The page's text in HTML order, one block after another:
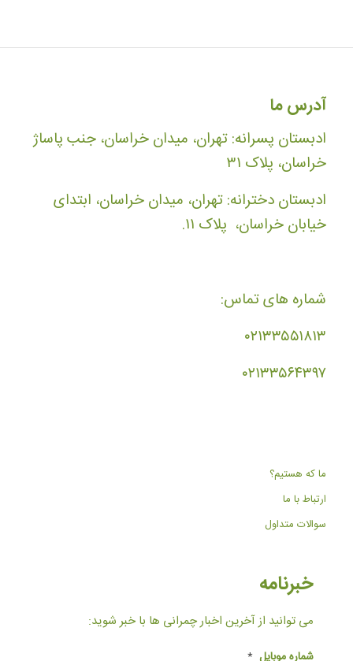
آدرس ما
ادبستان پسرانه: تهران، میدان خراسان، جنب پاساژ
خراسان، پلاک ۳۱
ادبستان دخترانه: تهران، میدان خراسان، ابتدای
خیابان خراسان، پلاک ۱۱.
شماره های تماس:
۰۲۱۳۳۵۵۱۸۱۳
۰۲۱۳۳۵۶۴۳۹۷
ما که هستیم؟
ارتباط با ما
سوالات متداول
خبرنامه
می توانید از آخرین اخبار چمرانی ها با خبر شوید:
شماره موبایل *